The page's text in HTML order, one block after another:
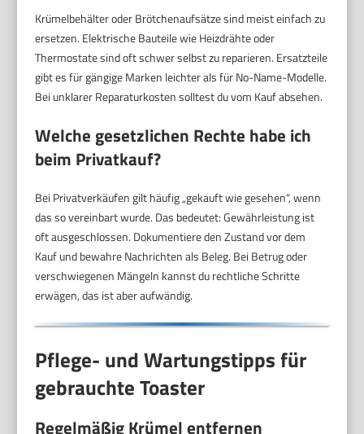
Krümelbehälter oder Brötchenaufsätze sind meist einfach zu
ersetzen. Elektrische Bauteile wie Heizdrähte oder
Thermostate sind oft schwer selbst zu reparieren. Ersatzteile
gibt es für gängige Marken leichter als für No-Name-Modelle.
Bei unklarer Reparaturkosten solltest du vom Kauf absehen.
Welche gesetzlichen Rechte habe ich
beim Privatkauf?
Bei Privatverkäufen gilt häufig „gekauft wie gesehen“, wenn
das so vereinbart wurde. Das bedeutet: Gewährleistung ist
oft ausgeschlossen. Dokumentiere den Zustand vor dem
Kauf und bewahre Nachrichten als Beleg. Bei Betrug oder
verschwiegenen Mängeln kannst du rechtliche Schritte
erwägen, das ist aber aufwändig.
Pflege- und Wartungstipps für
gebrauchte Toaster
Regelmäßig Krümel entfernen